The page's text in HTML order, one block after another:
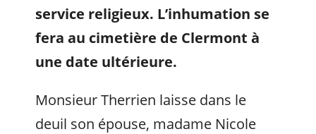
service religieux. L’inhumation se
fera au cimetière de Clermont à
une date ultérieure.
Monsieur Therrien laisse dans le
deuil son épouse, madame Nicole